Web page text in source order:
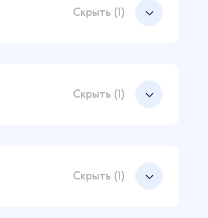
Добавить в корзину
Скрыть (1)
Добавить в корзину
Скрыть (1)
Добавить в корзину
Скрыть (1)